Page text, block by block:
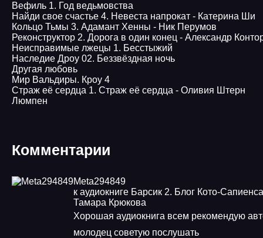
Вефиль 1. Год ведьмовства
Найди свое счастье 4. Невеста напрокат - Катерина Ши
Кольцо Тьмы 3. Адамант Хенны - Ник Перумов
Реконструктор 2. Дорога в один конец - Александр
Неисправимые лжецы 1. Бесстыжий
Наследие Дроу 02. Беззвёздная ночь
Другая любовь
Мир Вальдиры. Кроу 4
Страж её сердца 1. Страж её сердца - Оливия Штерн
Люмпен
Комментарии
Meta294849
к аудиокниге Барсик 2. Блог Кото-
Тамара Крюкова
Хорошая аудиокнига всем рекомендую
молодец советую послушать